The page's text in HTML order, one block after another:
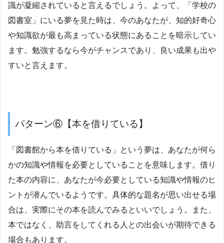
識が凝縮されていると言えるでしょう。よって、「学校の
図書室」にいる夢を見た時は、今のあなたが、知的好奇心
や知識欲が最も高まっている状態にあることを暗示してい
ます。勉強するなら今がチャンスであり、良い成果も出や
すいと言えます。
パターン⑥【本を借りている】
「図書館から本を借りている」という夢は、あなたが何ら
かの知識や情報を必要としていることを意味します。借り
た本の内容に、あなたが今必要としている知識や情報のヒ
ントが潜んでいるようです。具体的な題名が思い出せる場
合は、実際にその本を読んでみるといいでしょう。また、
本ではなく、助言をしてくれる人との出会いが期待できる
場合もあります。